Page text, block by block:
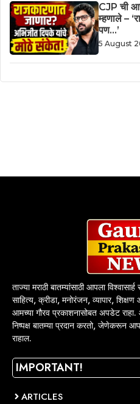
CJP ची
म्हणाले –
पण…’
5 August
ताज्या मराठी बातम्यांसाठी आपला
साहित्य, क्रीडा, मनोरंजन, व्यापार, शिक्षण
आमच्या गौरव प्रकाशनासोबत अपडेट
निष्पक्ष बातम्या प्रदान करतो, जेणेकरून
राहाल.
IMPORTANT!
ARTICLES